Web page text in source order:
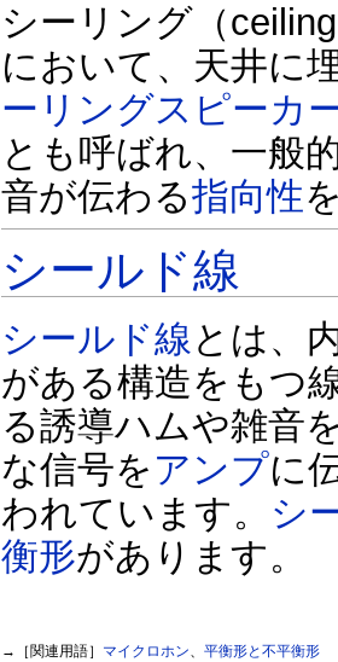
シーリング（
において、天井に
ーリングスピーカ
とも呼ばれ、一般
音が伝わる指向性
シールド線
シールド線 とは、
がある構造をもつ
る誘導ハムや雑音
な信号を アンプに
われています。 シ
衡形があります。
→［関連用語］ マイクロホン、 平衡形と不平衡形